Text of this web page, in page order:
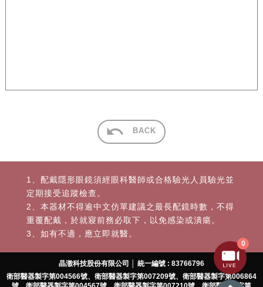
BACK
1、配戴隱形眼鏡須經眼科醫師或合格驗光人員驗光並
定期接受追蹤檢查。
2、本器材不得逾中文仿單建議之最長配鏡時數，不得
重覆配戴，於就寢前務必取下，以免感染或潰瘍。
3、如有不適，應立即就醫。
晶澈科技股份有限公司 │ 統一編號 : 83766796
衛部醫器製字第004566號、衛部醫器製字第007209號、衛部醫器製字第006864
0